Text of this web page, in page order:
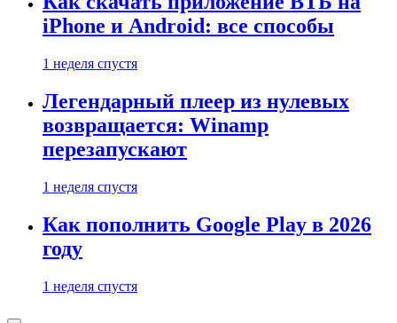
iPhone и Android: все способы
1 неделя спустя
Легендарный плеер из нулевых
возвращается: Winamp
перезапускают
1 неделя спустя
Как пополнить Google Play в 2026
году
1 неделя спустя